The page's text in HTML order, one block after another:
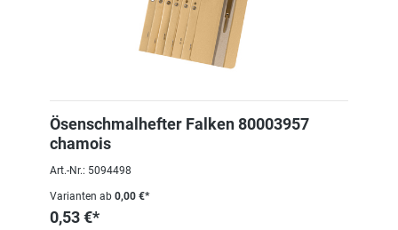
Ösenschmalhefter Falken 80003957
chamois
Art.-Nr.: 5094498
Varianten ab 0,00 €*
0,53 €*